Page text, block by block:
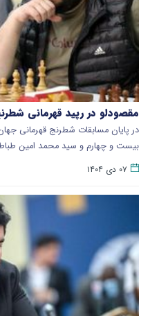
مقصودلو در رپید قهرمانی
در پایان مسابقات شطرنج قهرمانی
بیست و چهارم و سید محمد امین
۰۷ دی ۱۴۰۴